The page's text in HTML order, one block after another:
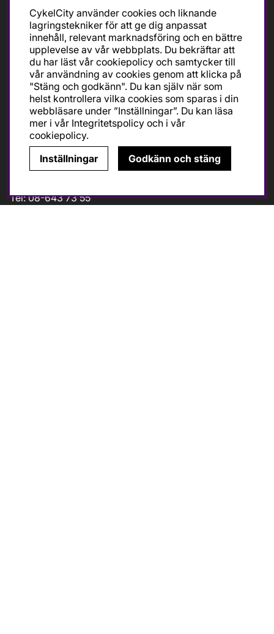
Bikefit Retül
Öppettider
Måndag-Fredag 10-18
Lördagar 10-14
Avvikande öppettider (klicka)
Kontakt
Tel: 08-643 73 55
CykelCity använder cookies och liknande
lagringstekniker för att ge dig anpassat
innehåll, relevant marknadsföring och en bättre
upplevelse av vår webbplats. Du bekräftar att
du har läst vår cookiepolicy och samtycker till
vår användning av cookies genom att klicka på
"Stäng och godkänn". Du kan själv när som
helst kontrollera vilka cookies som sparas i din
webbläsare under ”Inställningar”. Du kan läsa
mer i vår Integritetspolicy och i vår
cookiepolicy.
Inställningar
Godkänn och stäng